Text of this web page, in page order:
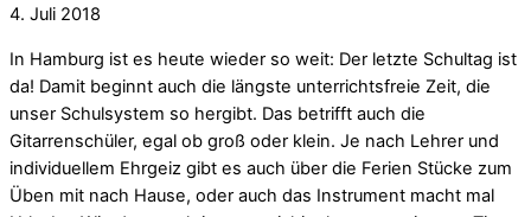
4. Juli 2018
In Hamburg ist es heute wieder so weit: Der letzte Schultag ist
da! Damit beginnt auch die längste unterrichtsfreie Zeit, die
unser Schulsystem so hergibt. Das betrifft auch die
Gitarrenschüler, egal ob groß oder klein. Je nach Lehrer und
individuellem Ehrgeiz gibt es auch über die Ferien Stücke zum
Üben mit nach Hause, oder auch das Instrument macht mal